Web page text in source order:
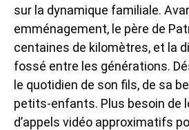
sur la dynamique familiale.
emménagement, le père de
centaines de kilomètres, et la
fossé entre les générations.
le quotidien de son fils, de sa
petits-enfants. Plus besoin de
d’appels vidéo approximatifs